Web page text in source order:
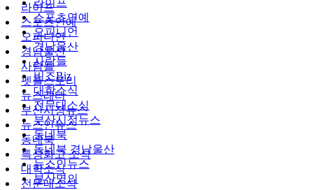
라이프
스포츠연예
오피니언
경남울산
사람들
비즈Biz
대학소식
전문대소식
부산시정뉴스
동네북
동네북 경남울산
뉴스인뉴스
부산명의
라이프
스포츠연예
오피니언
경남울산
사람들
펫플스토리
뉴스레터
부산시정뉴스
뉴스인뉴스
동네북
특성화고 소식
대학소식
전문대소식